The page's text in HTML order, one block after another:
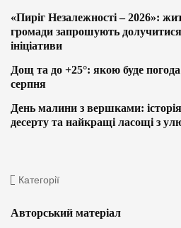
«Пиріг Незалежності – 2026»:
громади запрошують долучитися
ініціативи
Дощ та до +25°: якою буде
серпня
День малини з вершками:
десерту та найкращі ласощі з
Категорії
Авторський матеріал